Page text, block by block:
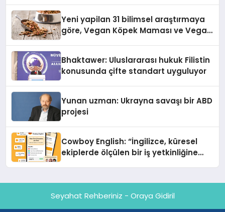
Yeni yapilan 31 bilimsel araştırmaya
göre, Vegan Köpek Maması ve Vegan
Bhaktawer: Uluslararası hukuk Filistin
konusunda çifte standart uyguluyor
Yunan uzman: Ukrayna savaşı bir ABD
projesi
Cowboy English: “İngilizce, küresel
ekiplerde ölçülen bir iş yetkinliğine
Seyahat Rehberiniz - Oraya Gidiril